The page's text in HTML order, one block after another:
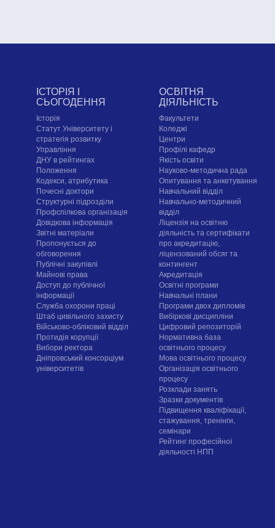
ІСТОРІЯ І
СЬОГОДЕННЯ
Історія
Статут Університету і
стратегія розвитку
Управління
ДНУ в рейтингах
Положення
Кодекси, атрибутика
Почесні доктори
Структурні підрозділи
Профспілкова організація
Довідкова інформація
Звітні матеріали
Пропонується до
обговорення
Публічні закупівлі
Майнові права
Доступ до публічної
інформації
Служба охорони праці
Штаб цивільного захисту
Військово-обліковий відділ
Протидія корупції
Вибори ректора
Дніпровський консорціум
університетів
ОСВІТНЯ
ДІЯЛЬНІСТЬ
Факультети
Коледжі
Центри
Профілі кафедр
Якість освіти
Науково-методична рада
Опитування та анкетування
Навчальний відділ
Навчально-методичний
відділ
Ліцензія на освітню
діяльність та сертифікати
про акредитацію,
ліцензований обсяг та
контингент
Акредитація
Освітні програми
Навчальні плани
Програми двох дипломів
Вибіркові дисципліни
Цифровий репозиторій
Нормативна база
освітнього процесу
Мова освітнього процесу
Організація освітнього
процесу
Розклади занять
Зразки документів
Підвищення кваліфікації,
стажування, тренінги,
семінари
Рейтинг професійної
діяльності НПП